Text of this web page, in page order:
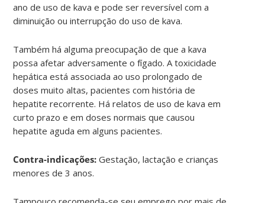
ano de uso de kava e pode ser reversível com a
diminuição ou interrupção do uso de kava.
Também há alguma preocupação de que a kava
possa afetar adversamente o fígado. A toxicidade
hepática está associada ao uso prolongado de
doses muito altas, pacientes com história de
hepatite recorrente. Há relatos de uso de kava em
curto prazo e em doses normais que causou
hepatite aguda em alguns pacientes.
Contra-indicações:Gestação, lactação e crianças
menores de 3 anos.